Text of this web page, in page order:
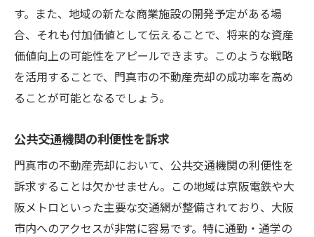
す。また、地域の新たな商業施設の開発予定がある場
合、それも付加価値として伝えることで、将来的な資産
価値向上の可能性をアピールできます。このような戦略
を活用することで、門真市の不動産売却の成功率を高め
ることが可能となるでしょう。
公共交通機関の利便性を訴求
門真市の不動産売却において、公共交通機関の利便性を
訴求することは欠かせません。この地域は京阪電鉄や大
阪メトロといった主要な交通網が整備されており、大阪
市内へのアクセスが非常に容易です。特に通勤・通学の